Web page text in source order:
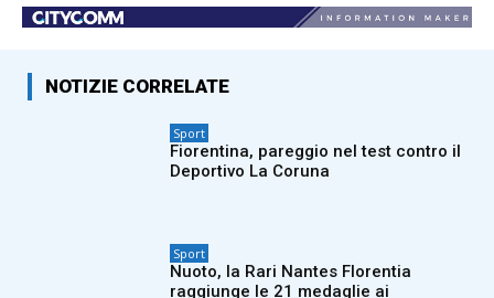
NOTIZIE CORRELATE
Sport
Fiorentina, pareggio nel test contro il
Deportivo La Coruna
Sport
Nuoto, la Rari Nantes Florentia
raggiunge le 21 medaglie ai